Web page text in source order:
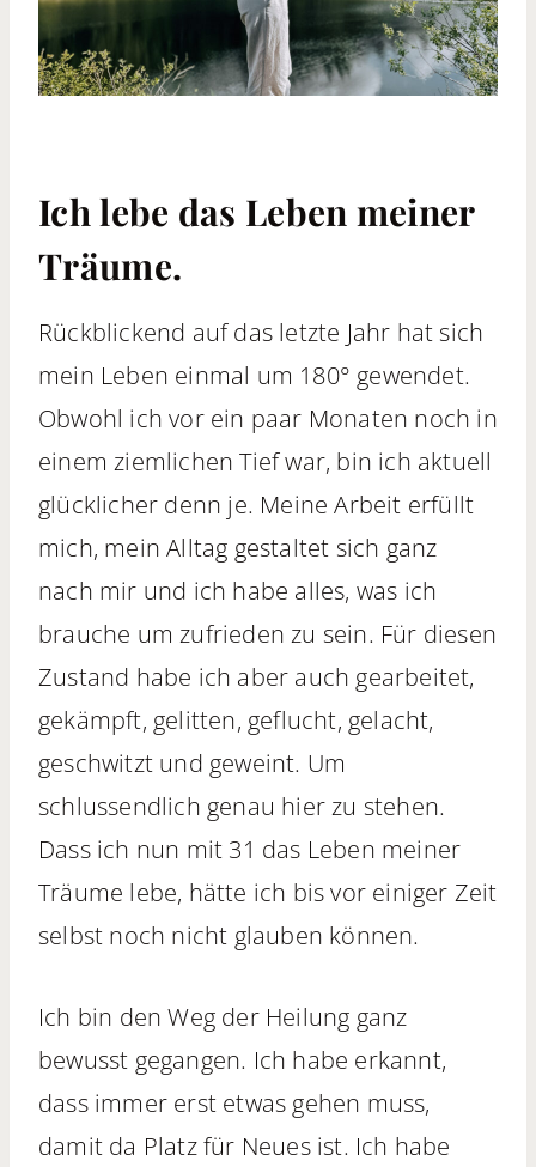
Ich lebe das Leben meiner
Träume.
Rückblickend auf das letzte Jahr hat sich
mein Leben einmal um 180° gewendet.
Obwohl ich vor ein paar Monaten noch in
einem ziemlichen Tief war, bin ich aktuell
glücklicher denn je. Meine Arbeit erfüllt
mich, mein Alltag gestaltet sich ganz
nach mir und ich habe alles, was ich
brauche um zufrieden zu sein. Für diesen
Zustand habe ich aber auch gearbeitet,
gekämpft, gelitten, geflucht, gelacht,
geschwitzt und geweint. Um
schlussendlich genau hier zu stehen.
Dass ich nun mit 31 das Leben meiner
Träume lebe, hätte ich bis vor einiger Zeit
selbst noch nicht glauben können.
Ich bin den Weg der Heilung ganz
bewusst gegangen. Ich habe erkannt,
dass immer erst etwas gehen muss,
damit da Platz für Neues ist. Ich habe